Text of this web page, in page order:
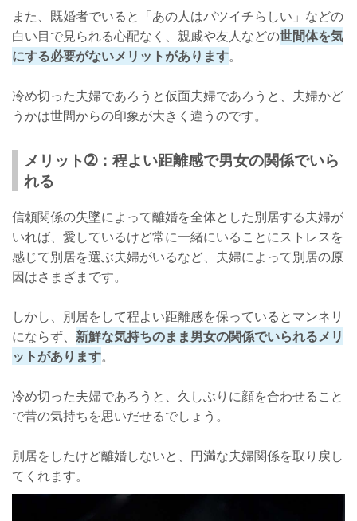
また、既婚者でいると「あの人はバツイチらしい」などの
白い目で見られる心配なく、親戚や友人などの世間体を気
にする必要がないメリットがあります。
冷め切った夫婦であろうと仮面夫婦であろうと、夫婦かど
うかは世間からの印象が大きく違うのです。
メリット➁：程よい距離感で男女の関係でいら
れる
信頼関係の失墜によって離婚を全体とした別居する夫婦が
いれば、愛しているけど常に一緒にいることにストレスを
感じて別居を選ぶ夫婦がいるなど、夫婦によって別居の原
因はさまざまです。
しかし、別居をして程よい距離感を保っているとマンネリ
にならず、 新鮮な気持ちのまま男女の関係でいられるメリ
ットがあります。
冷め切った夫婦であろうと、久しぶりに顔を合わせること
で昔の気持ちを思いだせるでしょう。
別居をしたけど離婚しないと、円満な夫婦関係を取り戻し
てくれます。